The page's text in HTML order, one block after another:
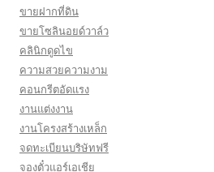
ขายฝากที่ดิน
ขายโซลินอยด์วาล์ว
คลินิกดูดไข
ความสวยความงาม
คอนกรีตอัดแรง
งานแต่งงาน
งานโครงสร้างเหล็ก
จดทะเบียนบริษัทฟรี
จองตั๋วแอร์เอเชีย